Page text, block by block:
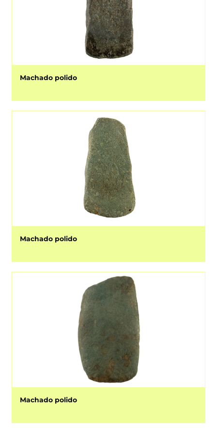
Machado polido
Machado polido
Machado polido